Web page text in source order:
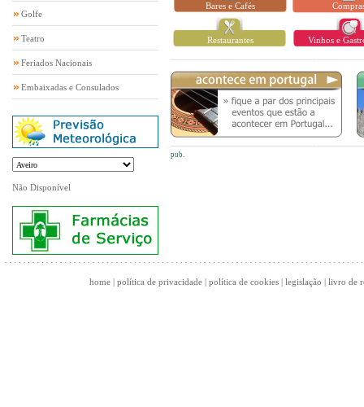
Golfe
Teatro
Feriados Nacionais
Embaixadas e Consulados
Não Disponível
Bares e Cafés
Restaurantes Vinhos e
pub.
home | política de privacidade | política de cookies | legislação | livro de